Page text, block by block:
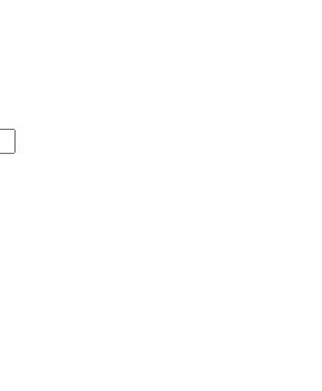
zysk i elastyczne zainteresowania